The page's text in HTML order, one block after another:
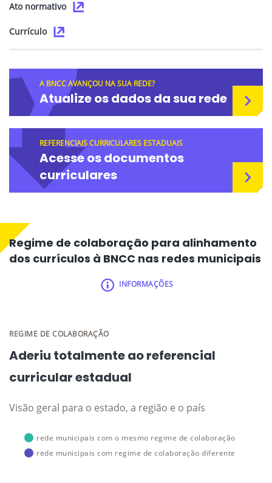
Ato normativo
Currículo
A BNCC AVANÇOU NA SUA REDE?
Atualize os dados da sua rede
REFERENCIAIS CURRICULARES ESTADUAIS
Acesse os documentos
curriculares
Regime de colaboração para alinhamento
dos currículos à BNCC nas redes municipais
INFORMAÇÕES
REGIME DE COLABORAÇÃO
Aderiu totalmente ao referencial
curricular estadual
Visão geral para o estado, a região e o país
rede municipais com o mesmo regime de colaboração
rede municipais com regime de colaboração diferente